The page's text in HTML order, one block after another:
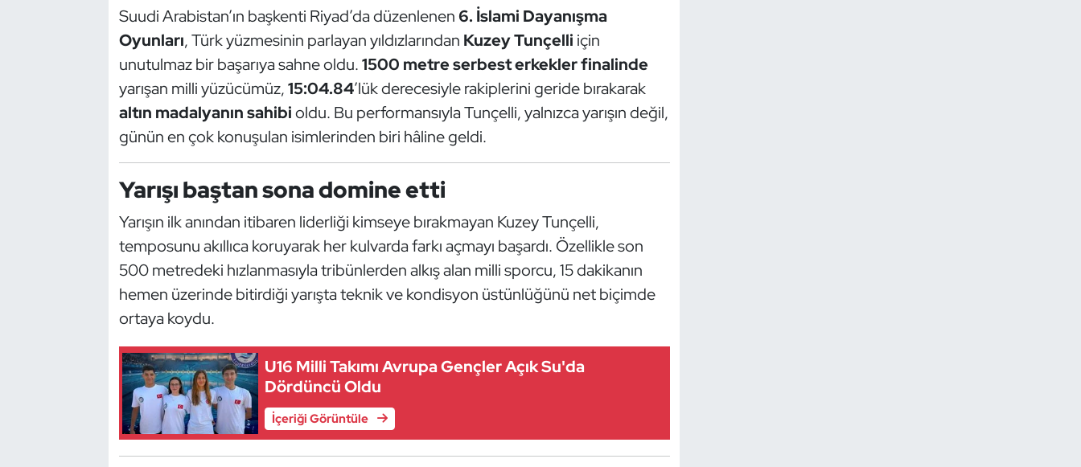
Suudi Arabistan’ın başkenti Riyad’da düzenlenen6. İslami Dayanışma
Oyunları, Türk yüzmesinin parlayan yıldızlarından Kuzey Tunçelli için
unutulmaz bir başarıya sahne oldu.1500 metre serbest erkekler finalinde
yarışan milli yüzücümüz,15:04.84’lük derecesiyle rakiplerini geride bırakarak
altın madalyanın sahibioldu. Bu performansıyla Tunçelli, yalnızca yarışın değil,
günün en çok konuşulan isimlerinden biri hâline geldi.
Yarışı baştan sona domine etti
Yarışın ilk anından itibaren liderliği kimseye bırakmayan Kuzey Tunçelli,
temposunu akıllıca koruyarak her kulvarda farkı açmayı başardı. Özellikle son
500 metredeki hızlanmasıyla tribünlerden alkış alan milli sporcu, 15 dakikanın
hemen üzerinde bitirdiği yarışta teknik ve kondisyon üstünlüğünü net biçimde
ortaya koydu.
U16 Milli Takımı Avrupa Gençler Açık Su'da
Dördüncü Oldu
İçeriği Görüntüle
Hava Sporları
İşitme Engelli Sporcular
Judo ve Kuraş
Kano ve Rafting